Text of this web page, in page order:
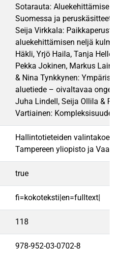
Sotarauta: Aluekehittämisen
Suomessa ja peruskäsitteet
Seija Virkkala:
aluekehittämisen neljä
Häkli, Yrjö Haila, Tanja Helle,
Pekka Jokinen, Markus
& Nina Tynkkynen:
aluetiede – oivaltavaa
Juha Lindell, Seija Ollila &
Vartiainen:
Hallintotieteiden
Tampereen yliopisto ja
true
fi=kokoteksti|en=fulltext|
118
978-952-03-0702-8